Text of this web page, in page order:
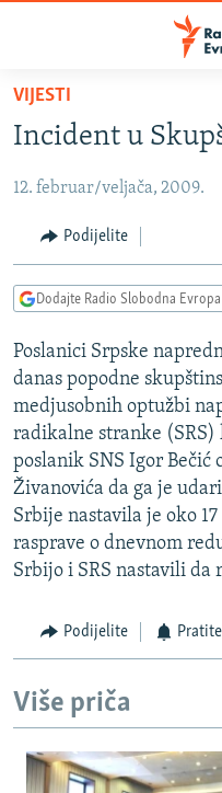
Pređite
glavni
Pređite
Pređite
pretragu
VIJESTI
BOSNA I HERCEGOVINA
SRBIJA
KOSOVO
VIZUELNO
VIDEO
FOTOGALERIJE
INFOGRAFIKE
PODCASTI
RAT U UKRAJINI
KINA NA BALKANU
RSE PRIČE IZ SVIJETA
ISPRIČAJ MI
DNEVNO@RSE
VIŠE OD NASLOVA
POPLAVE I KLIZIŠTA U BIH 2024.
TV LIBERTY
POST SCRIPTUM
Sve RFE/RL stranice
VIJESTI
Incident u
12. februar/veljača, 2009.
Podijelite
Dodajte Radio Slobodna
Poslanici Srpske
danas popodne
medjusobnih optužbi
radikalne stranke (SRS)
poslanik SNS Igor
Živanovića da ga je
Srbije nastavila je oko
rasprave o dnevnom
Srbijo i SRS nastavili
Podijelite
Više priča